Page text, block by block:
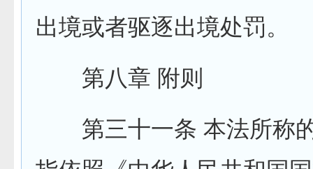
出境或者驱逐出境处罚。
第八章 附则
第三十一条 本法所称